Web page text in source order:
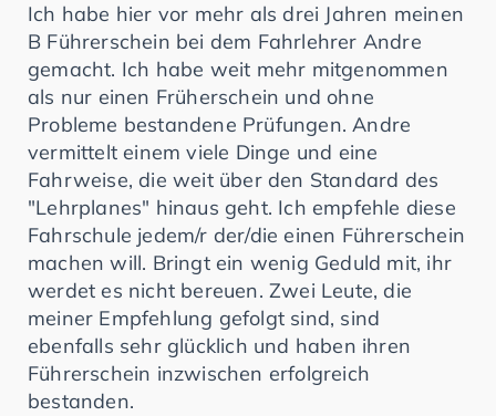
Ich habe hier vor mehr als drei Jahren meinen
B Führerschein bei dem Fahrlehrer Andre
gemacht. Ich habe weit mehr mitgenommen
als nur einen Früherschein und ohne
Probleme bestandene Prüfungen. Andre
vermittelt einem viele Dinge und eine
Fahrweise, die weit über den Standard des
"Lehrplanes" hinaus geht. Ich empfehle diese
Fahrschule jedem/r der/die einen Führerschein
machen will. Bringt ein wenig Geduld mit, ihr
werdet es nicht bereuen. Zwei Leute, die
meiner Empfehlung gefolgt sind, sind
ebenfalls sehr glücklich und haben ihren
Führerschein inzwischen erfolgreich
bestanden.